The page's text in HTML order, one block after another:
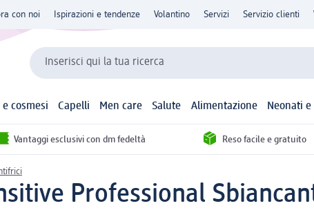
con noi Ispirazioni e tendenze Volantino Servizi Servizio clienti
Inserisci qui la tua ricerca
cosmesi Capelli Men care Salute Alimentazione Neonati
Vantaggi esclusivi con dm fedeltà Reso facile e gratuito
Professional